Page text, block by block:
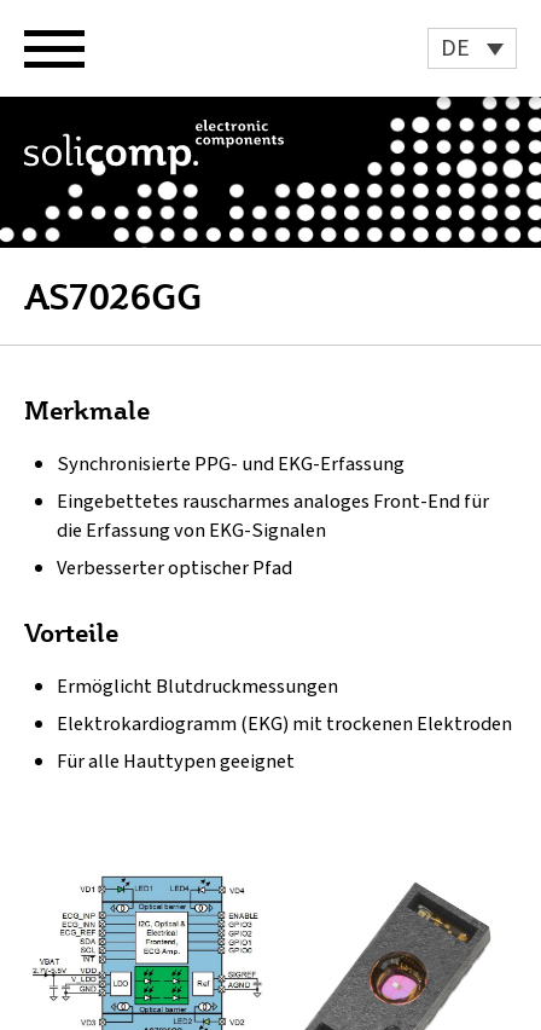
DE
Inhalt
AS7026GG
Merkmale
Synchronisierte PPG- und EKG-Erfassung
Eingebettetes rauscharmes analoges Front-End für
die Erfassung von EKG-Signalen
Verbesserter optischer Pfad
Vorteile
Ermöglicht Blutdruckmessungen
Elektrokardiogramm (EKG) mit trockenen Elektroden
Für alle Hauttypen geeignet